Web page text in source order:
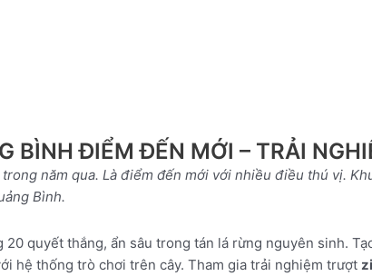
BÌNH ĐIỂM ĐẾN MỚI – TRẢI
năm qua. Là điểm đến mới với nhiều điều thú vị.
Bình.
20 quyết thắng, ẩn sâu trong tán lá rừng nguyên sinh.
hệ thống trò chơi trên cây. Tham gia trải nghiệm trượt